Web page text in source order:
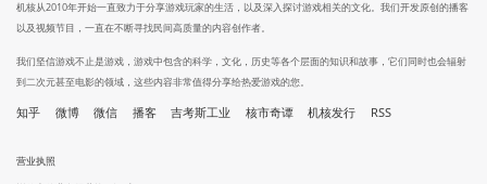
机核从2010年开始一直致力于分享游戏玩家的生活，以及深入探讨游戏相关的文化。我们开发原创的播客
以及视频节目，一直在不断寻找民间高质量的内容创作者。
我们坚信游戏不止是游戏，游戏中包含的科学，文化，历史等各个层面的知识和故事，它们同时也会辐射
到二次元甚至电影的领域，这些内容非常值得分享给热爱游戏的您。
知乎 微博 微信 播客 吉考斯工业 核市奇谭 机核发行 RSS
营业执照